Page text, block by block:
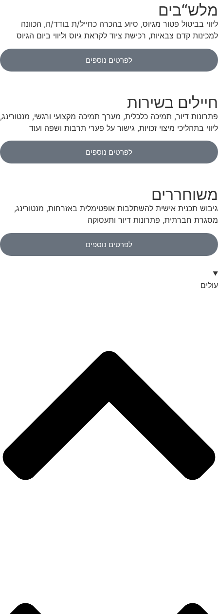
מלש“בים
ליווי בביטול פטור מגיוס, סיוע בהכרה כחייל/ת בודד/ה, הכוונה
למכינות קדם צבאיות, רכישת ציוד לקראת גיוס וליווי ביום הגיוס
לפרטים נוספים
חיילים בשירות
פתרונות דיור, תמיכה כלכלית, מערך תמיכה מקצועי ורגשי, מנטורינג,
ליווי בתהליכי מיצוי זכויות, גישור על פערי תרבות ושפה ועוד
לפרטים נוספים
משוחררים
גיבוש תכנית אישית להשתלבות אופטימלית באזרחות, מנטורינג,
מסגרת חברתית, פתרונות דיור ותעסוקה
לפרטים נוספים
עולים